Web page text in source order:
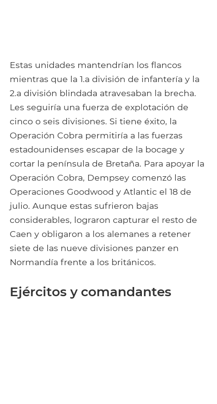
Estas unidades mantendrían los flancos
mientras que la 1.a división de infantería y la
2.a división blindada atravesaban la brecha.
Les seguiría una fuerza de explotación de
cinco o seis divisiones. Si tiene éxito, la
Operación Cobra permitiría a las fuerzas
estadounidenses escapar de la bocage y
cortar la península de Bretaña. Para apoyar la
Operación Cobra, Dempsey comenzó las
Operaciones Goodwood y Atlantic el 18 de
julio. Aunque estas sufrieron bajas
considerables, lograron capturar el resto de
Caen y obligaron a los alemanes a retener
siete de las nueve divisiones panzer en
Normandía frente a los británicos.
Ejércitos y comandantes